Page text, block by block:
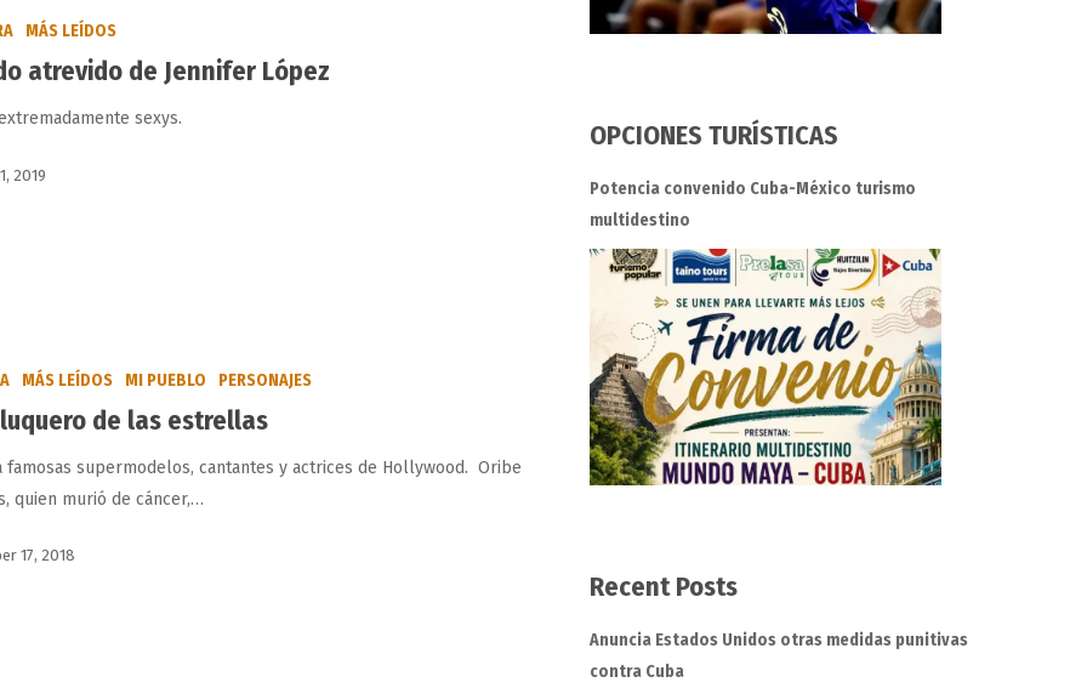
MÁS LEÍDOS
atrevido de Jennifer López
sexys.
2019
MÁS LEÍDOS MI PUEBLO PERSONAJES
de las estrellas
famosas supermodelos, cantantes y actrices de Hollywood. Oribe
quien murió de cáncer,…
17, 2018
OPCIONES TURÍSTICAS
Potencia convenido Cuba-México turismo
multidestino
Recent Posts
Anuncia Estados Unidos otras medidas punitivas
contra Cuba